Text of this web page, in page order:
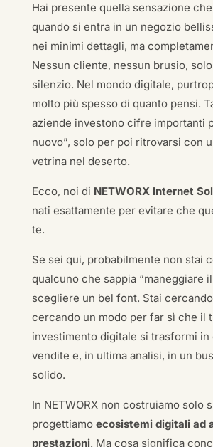
Hai presente quella sensazione
quando si entra in un negozio
nei minimi dettagli, ma
Nessun cliente, nessun brusio,
silenzio. Nel mondo digitale,
molto più spesso di quanto pensi.
aziende investono cifre importanti
nuovo”, solo per poi ritrovarsi con
vetrina nel deserto.
Ecco, noi di NETWORX Internet
nati esattamente per evitare che
te.
Se sei qui, probabilmente non stai
qualcuno che sappia “maneggiare
scegliere un bel font. Stai
cercando un modo per far sì che il
investimento digitale si trasformi in
vendite e, in ultima analisi, in un
solido.
In NETWORX non costruiamo solo
progettiamo ecosistemi digitali ad
prestazioni. Ma cosa significa